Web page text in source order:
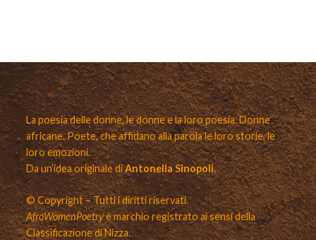
La poesia delle donne, le donne e la loro poesia. Donne
africane. Poete, che affidano alla parola le loro storie, le
loro emozioni.
Da un’idea originale diAntonella Sinopoli.
© Copyright – Tutti i diritti riservati.
AfroWomenPoetryè marchio registrato ai sensi della
Classificazione di Nizza.